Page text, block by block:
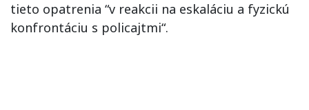
tieto opatrenia “v reakcii na eskaláciu a fyzickú
konfrontáciu s policajtmi“.